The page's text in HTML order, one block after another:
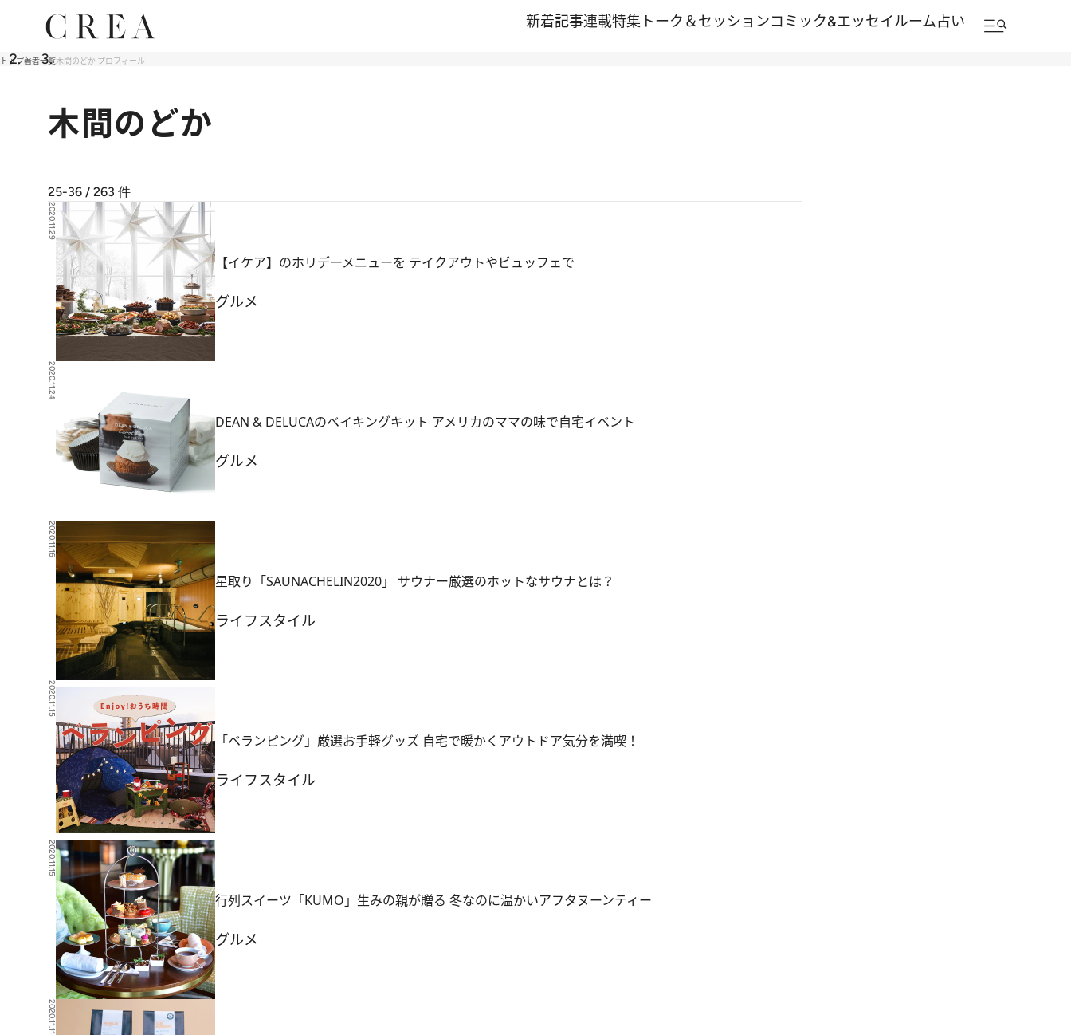
新着記事連載特集 トーク＆セッションコミック&エッセイルーム占い
トップ著者一覧木間のどか プロフィール
木間のどか
25-36 / 263 件
2020.11.29
【イケア】のホリデーメニューを テイクアウトやビュッフェで
グルメ
2020.11.24
DEAN & DELUCAのベイキングキット アメリカのママの味で自宅イベント
グルメ
2020.11.16
星取り「SAUNACHELIN2020」 サウナー厳選のホットなサウナとは？
ライフスタイル
2020.11.15
「ベランピング」厳選お手軽グッズ 自宅で暖かくアウトドア気分を満喫！
ライフスタイル
2020.11.15
行列スイーツ「KUMO」生みの親が贈る 冬なのに温かいアフタヌーンティー
グルメ
2020.11.11